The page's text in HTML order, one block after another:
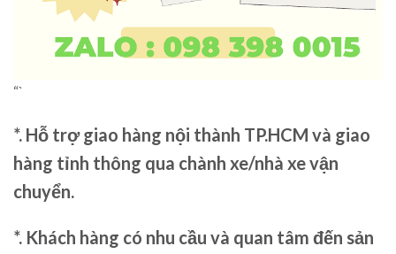
“`
*. Hỗ trợ giao hàng nội thành TP.HCM và giao
hàng tỉnh thông qua chành xe/nhà xe vận
chuyển.
*. Khách hàng có nhu cầu và quan tâm đến sản